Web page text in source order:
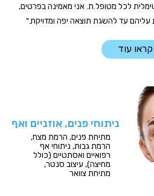
לכל מטופל.ת. אני מאמינה בפרטים,
עליהם עד להשגת תוצאה יפה ומדויקת."
קראו עוד
ניתוחי פנים, אוזניים ואף
מתיחת פנים, הרמת מצח,
הרמת גבות, ניתוחי אף
רפואיים ואסתטיים (כולל
מחיצה), עיצוב סנטר,
מתיחת צוואר